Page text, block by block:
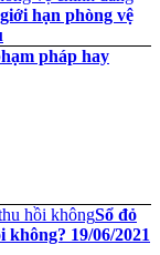
hạn phòng vệ
pháp hay
Sổ đỏ
không? 19/06/2021